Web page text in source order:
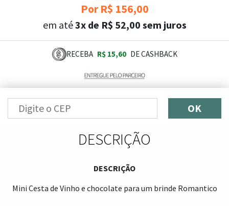
Por R$ 156,00
em até3x de R$ 52,00 sem juros
RECEBA R$ 15,60 DE CASHBACK
OK
DESCRIÇÃO
DESCRIÇÃO
Mini Cesta de Vinho e chocolate para um brinde Romantico